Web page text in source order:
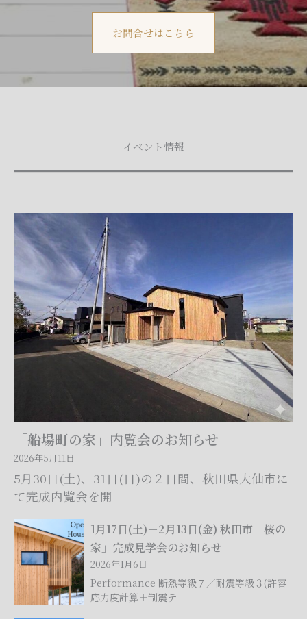
お問合せはこちら
イベント情報
「船
場
家」
内
覧
会
の
「船場町の家」内覧会のお知らせ
2026年5月11日
5月30日(土)、31日(日)の２日間、秋田県大仙市に
て完成内覧会を開
1
月
17
日
(土)
－
1月17日(土)－2月13日(金) 秋田市「桜の
家」完成見学会のお知らせ
2026年1月6日
Performance 断熱等級７／耐震等級３(許容
応力度計算＋制震テ